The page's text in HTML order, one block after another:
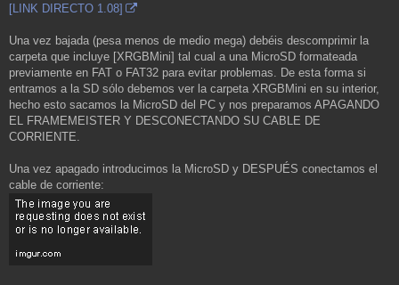
[LINK DIRECTO 1.08]
Una vez bajada (pesa menos de medio mega) debéis descomprimir la
carpeta que incluye [XRGBMini] tal cual a una MicroSD formateada
previamente en FAT o FAT32 para evitar problemas. De esta forma si
entramos a la SD sólo debemos ver la carpeta XRGBMini en su interior,
hecho esto sacamos la MicroSD del PC y nos preparamos APAGANDO
EL FRAMEMEISTER Y DESCONECTANDO SU CABLE DE
CORRIENTE.
Una vez apagado introducimos la MicroSD y DESPUÉS conectamos el
cable de corriente: